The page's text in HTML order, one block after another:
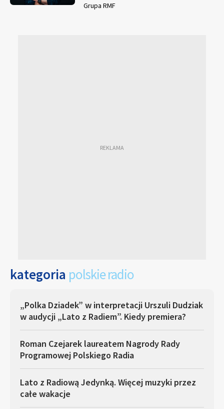
Grupa RMF
kategoria polskie radio
„Polka Dziadek” w interpretacji Urszuli Dudziak
w audycji „Lato z Radiem”. Kiedy premiera?
Roman Czejarek laureatem Nagrody Rady
Programowej Polskiego Radia
Lato z Radiową Jedynką. Więcej muzyki przez
całe wakacje